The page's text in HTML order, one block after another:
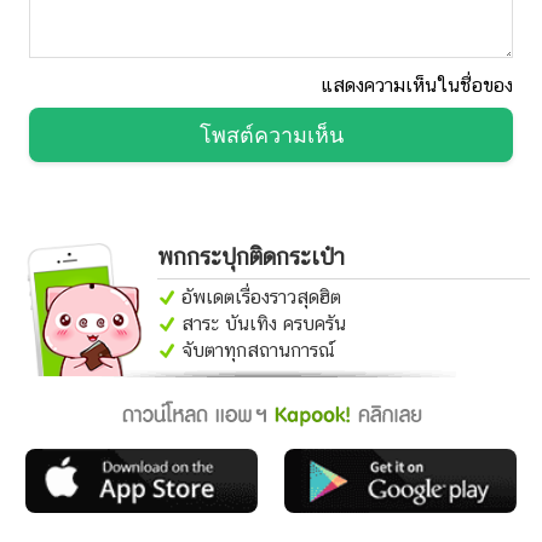
แสดงความเห็นในชื่อของ
โพสต์ความเห็น
พกกระปุกติดกระเป๋า
อัพเดตเรื่องราวสุดฮิต
สาระ บันเทิง ครบครัน
จับตาทุกสถานการณ์